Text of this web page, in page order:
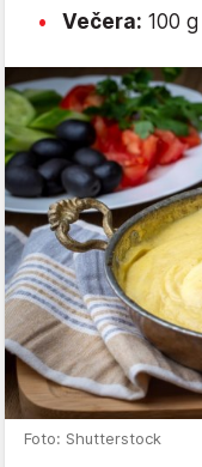
Večera: 100
Foto: Shutterstock